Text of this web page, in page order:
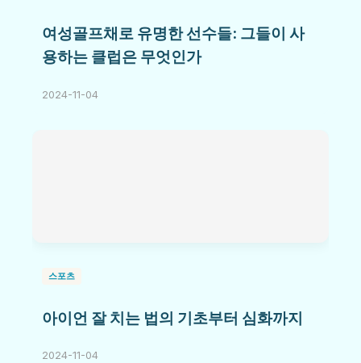
여성골프채로 유명한 선수들: 그들이 사
용하는 클럽은 무엇인가
2024-11-04
스포츠
아이언 잘 치는 법의 기초부터 심화까지
2024-11-04